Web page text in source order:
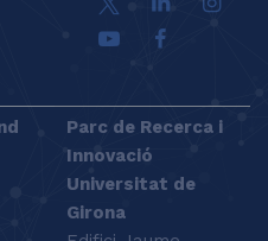
Parc de Recerca i
Innovació
Universitat de
Girona